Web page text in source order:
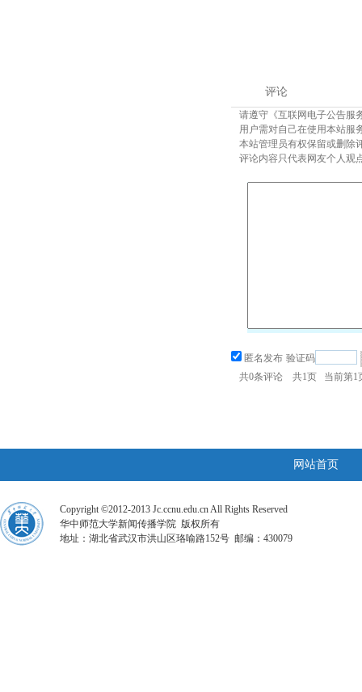
评论
请遵守《互联网电子公告服
用户需对自己在使用本站服
本站管理员有权保留或删除
评论内容只代表网友个人观
匿名发布 验证码
共0条评论 共1页 当前第1
网站首页
Copyright ©2012-2013 Jc.ccnu.edu.cn All Rights Reserved
华中师范大学新闻传播学院 版权所有
地址：湖北省武汉市洪山区珞喻路152号 邮编：430079